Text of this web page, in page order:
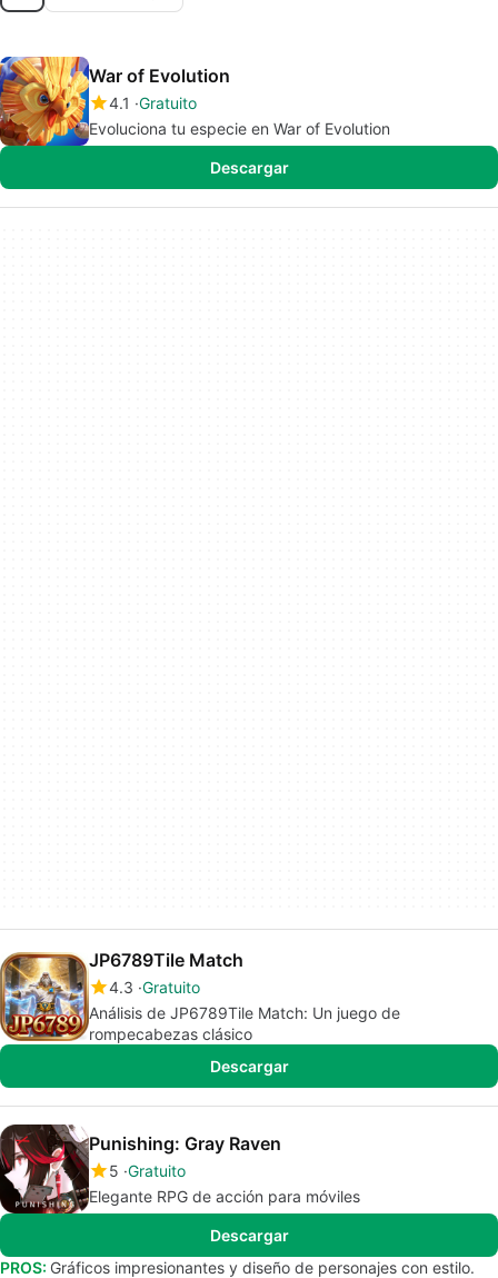
War of Evolution
4.1 Gratuito
Evoluciona tu especie en War of Evolution
Descargar
JP6789Tile Match
4.3 Gratuito
Análisis de JP6789Tile Match: Un juego de
rompecabezas clásico
Descargar
Punishing: Gray Raven
5 Gratuito
Elegante RPG de acción para móviles
Descargar
PROS: Gráficos impresionantes y diseño de personajes con estilo.